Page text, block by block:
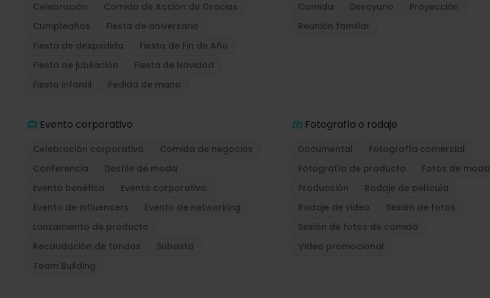
Celebración
Comida de Acción de Gracias
Cumpleaños
Fiesta de aniversario
Fiesta de despedida
Fiesta de Fin de Año
Fiesta de jubilación
Fiesta de Navidad
Fiesta infantil
Pedida de mano
Comida
Desayuno
Proyección
Reunión familiar
Evento corporativo
Celebración corporativa
Comida de negocios
Conferencia
Desfile de moda
Evento benéfico
Evento corporativo
Evento de influencers
Evento de networking
Lanzamiento de producto
Recaudación de fondos
Subasta
Team Building
Fotografía o rodaje
Documental
Fotografía comercial
Fotografía de producto
Fotos de moda
Producción
Rodaje de película
Rodaje de video
Sesión de fotos
Sesión de fotos de comida
Video promocional